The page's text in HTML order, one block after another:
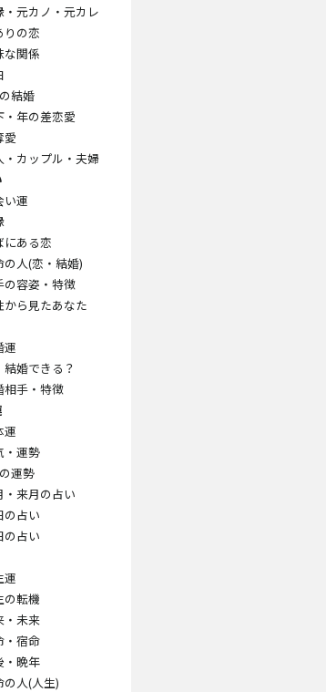
・元カノ・元カレ
りの恋
な関係
結婚
・年の差恋愛
愛
・カップル・夫婦
い運
にある恋
の人(恋・結婚)
の容姿・特徴
から見たあなた
運
結婚できる？
相手・特徴
運
・運勢
運勢
・来月の占い
の占い
の占い
運
の転機
・未来
・宿命
・晩年
の人(人生)